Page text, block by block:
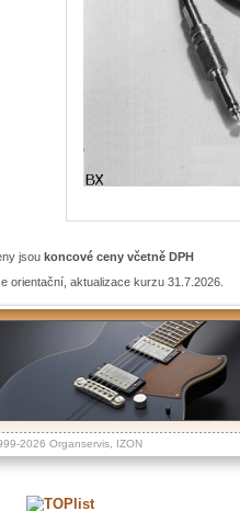
jsou koncové ceny včetně DPH
orientační, aktualizace kurzu 31.7.2026.
2026 Organservis, IZON